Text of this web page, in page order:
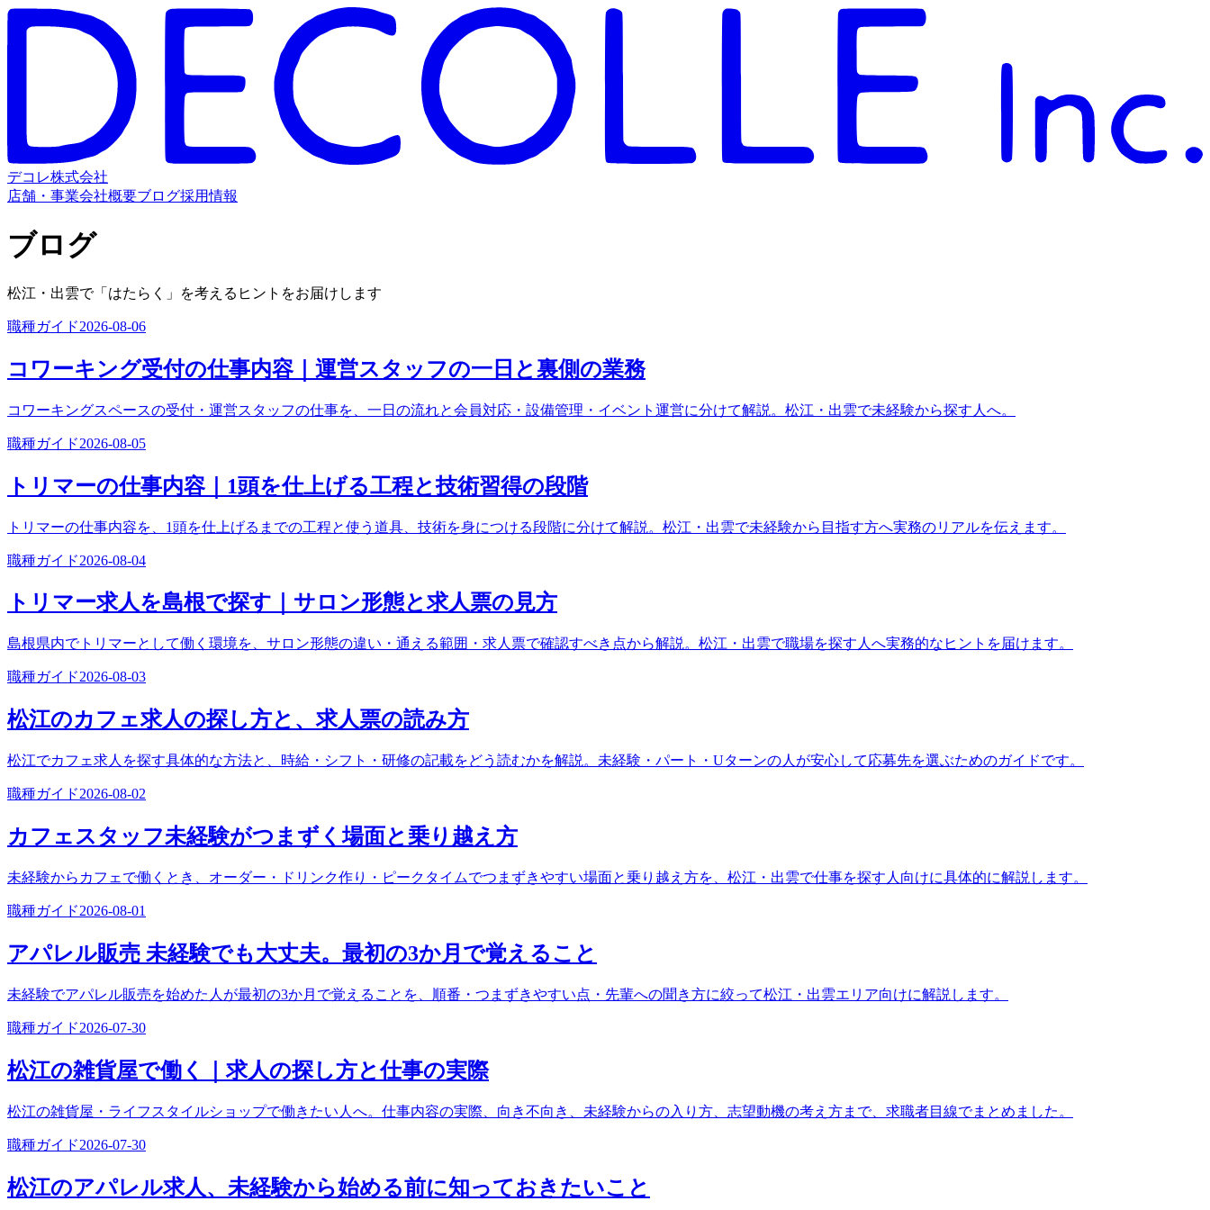
デコレ株式会社
店舗・事業会社概要ブログ採用情報
ブログ
松江・出雲で「はたらく」を考えるヒントをお届けします
職種ガイド2026-08-06
コワーキング受付の仕事内容｜運営スタッフの一日と裏側の業務
コワーキングスペースの受付・運営スタッフの仕事を、一日の流れと会員対応・設備管理・イベント運営に分けて解説。松江・出雲で未経験から探す人へ。
職種ガイド2026-08-05
トリマーの仕事内容｜1頭を仕上げる工程と技術習得の段階
トリマーの仕事内容を、1頭を仕上げるまでの工程と使う道具、技術を身につける段階に分けて解説。松江・出雲で未経験から目指す方へ実務のリアルを伝えます。
職種ガイド2026-08-04
トリマー求人を島根で探す｜サロン形態と求人票の見方
島根県内でトリマーとして働く環境を、サロン形態の違い・通える範囲・求人票で確認すべき点から解説。松江・出雲で職場を探す人へ実務的なヒントを届けます。
職種ガイド2026-08-03
松江のカフェ求人の探し方と、求人票の読み方
松江でカフェ求人を探す具体的な方法と、時給・シフト・研修の記載をどう読むかを解説。未経験・パート・Uターンの人が安心して応募先を選ぶためのガイドです。
職種ガイド2026-08-02
カフェスタッフ未経験がつまずく場面と乗り越え方
未経験からカフェで働くとき、オーダー・ドリンク作り・ピークタイムでつまずきやすい場面と乗り越え方を、松江・出雲で仕事を探す人向けに具体的に解説します。
職種ガイド2026-08-01
アパレル販売 未経験でも大丈夫。最初の3か月で覚えること
未経験でアパレル販売を始めた人が最初の3か月で覚えることを、順番・つまずきやすい点・先輩への聞き方に絞って松江・出雲エリア向けに解説します。
職種ガイド2026-07-30
松江の雑貨屋で働く｜求人の探し方と仕事の実際
松江の雑貨屋・ライフスタイルショップで働きたい人へ。仕事内容の実際、向き不向き、未経験からの入り方、志望動機の考え方まで、求職者目線でまとめました。
職種ガイド2026-07-30
松江のアパレル求人、未経験から始める前に知っておきたいこと